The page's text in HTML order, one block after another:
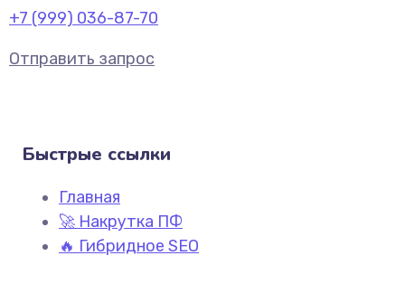
+7 (999) 036-87-70
Отправить запрос
Быстрые ссылки
Главная
🚀 Накрутка ПФ
🔥 Гибридное SEO